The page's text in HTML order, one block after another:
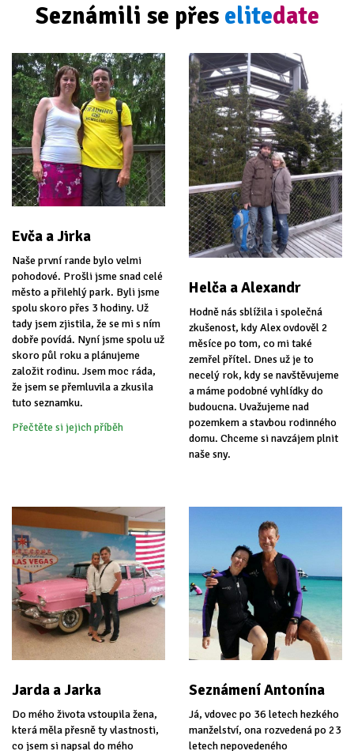
Seznámili se přes elitedate
Evča a Jirka
Naše první rande bylo velmi
pohodové. Prošli jsme snad celé
město a přilehlý park. Byli jsme
spolu skoro přes 3 hodiny. Už
tady jsem zjistila, že se mi s ním
dobře povídá. Nyní jsme spolu už
skoro půl roku a plánujeme
založit rodinu. Jsem moc ráda,
že jsem se přemluvila a zkusila
tuto seznamku.
Přečtěte si jejich příběh
Helča a Alexandr
Hodně nás sblížila i společná
zkušenost, kdy Alex ovdověl 2
měsíce po tom, co mi také
zemřel přítel. Dnes už je to
necelý rok, kdy se navštěvujeme
a máme podobné vyhlídky do
budoucna. Uvažujeme nad
pozemkem a stavbou rodinného
domu. Chceme si navzájem plnit
naše sny.
Jarda a Jarka
Do mého života vstoupila žena,
která měla přesně ty vlastnosti,
co jsem si napsal do mého
Seznámení Antonína
Já, vdovec po 36 letech hezkého
manželství, ona rozvedená po 23
letech nepovedeného